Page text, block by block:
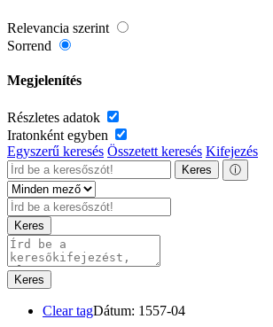
Relevancia szerint
Sorrend
Megjelenítés
Részletes adatok
Iratonként egyben
Egyszerű keresés Összetett keresés Kifejezés
Keres ⓘ
Keres
Keres
Clear tagDátum: 1557-04